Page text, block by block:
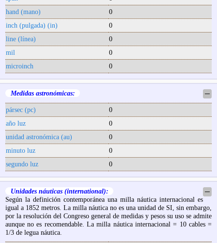
hand (mano)
0
inch (pulgada) (in)
0
line (línea)
0
mil
0
microinch
0
Medidas astronómicas: ─
pársec (pc)
0
año luz
0
unidad astronómica (au)
0
minuto luz
0
segundo luz
0
Unidades náuticas (international):
─
Según la definición contemporánea una milla náutica internacional es
igual a 1852 metros. La milla náutica no es una unidad de SI, sin embargo,
por la resolución del Congreso general de medidas y pesos su uso se admite
aunque no es recomendable. La milla náutica internacional = 10 cables =
1/3 de legua náutica.